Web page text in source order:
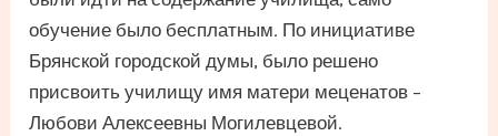
обучение было бесплатным. По инициативе
Брянской городской думы, было решено
присвоить училищу имя матери меценатов –
Любови Алексеевны Могилевцевой.